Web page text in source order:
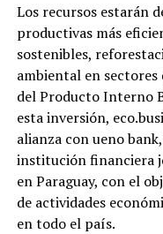
Los recursos estarán
productivas más
sostenibles,
ambiental en
del Producto Interno
esta inversión,
alianza con ueno
institución financiera
en Paraguay, con el
de actividades
en todo el país.